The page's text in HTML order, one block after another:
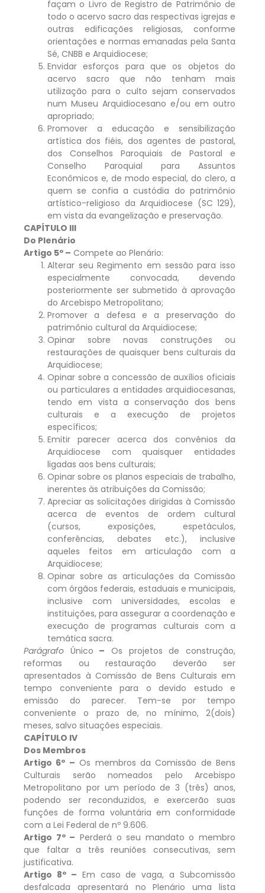
façam o Livro de Registro de Patrimônio de
todo o acervo sacro das respectivas igrejas e
outras edificações religiosas, conforme
orientações e normas emanadas pela Santa
Sé, CNBB e Arquidiocese;
Envidar esforços para que os objetos do
acervo sacro que não tenham mais
utilização para o culto sejam conservados
num Museu Arquidiocesano e/ou em outro
apropriado;
Promover a educação e sensibilização
artística dos fiéis, dos agentes de pastoral,
dos Conselhos Paroquiais de Pastoral e
Conselho Paroquial para Assuntos
Econômicos e, de modo especial, do clero, a
quem se confia a custódia do patrimônio
artístico-religioso da Arquidiocese (SC 129),
em vista da evangelização e preservação.
CAPÍTULO III
Do Plenário
Artigo 5º – Compete ao Plenário:
Alterar seu Regimento em sessão para isso
especialmente convocada, devendo
posteriormente ser submetido à aprovação
do Arcebispo Metropolitano;
Promover a defesa e a preservação do
patrimônio cultural da Arquidiocese;
Opinar sobre novas construções ou
restaurações de quaisquer bens culturais da
Arquidiocese;
Opinar sobre a concessão de auxílios oficiais
ou particulares a entidades arquidiocesanas,
tendo em vista a conservação dos bens
culturais e a execução de projetos
específicos;
Emitir parecer acerca dos convênios da
Arquidiocese com quaisquer entidades
ligadas aos bens culturais;
Opinar sobre os planos especiais de trabalho,
inerentes às atribuições da Comissão;
Apreciar as solicitações dirigidas à Comissão
acerca de eventos de ordem cultural
(cursos, exposições, espetáculos,
conferências, debates etc.), inclusive
aqueles feitos em articulação com a
Arquidiocese;
Opinar sobre as articulações da Comissão
com órgãos federais, estaduais e municipais,
inclusive com universidades, escolas e
instituições, para assegurar a coordenação e
execução de programas culturais com a
temática sacra.
Parágrafo Único – Os projetos de construção,
reformas ou restauração deverão ser
apresentados à Comissão de Bens Culturais em
tempo conveniente para o devido estudo e
emissão do parecer. Tem-se por tempo
conveniente o prazo de, no mínimo, 2(dois)
meses, salvo situações especiais.
CAPÍTULO IV
Dos Membros
Artigo 6º – Os membros da Comissão de Bens
Culturais serão nomeados pelo Arcebispo
Metropolitano por um período de 3 (três) anos,
podendo ser reconduzidos, e exercerão suas
funções de forma voluntária em conformidade
com a Lei Federal de nº 9.606.
Artigo 7º – Perderá o seu mandato o membro
que faltar a três reuniões consecutivas, sem
justificativa.
Artigo 8º – Em caso de vaga, a Subcomissão
desfalcada apresentará no Plenário uma lista